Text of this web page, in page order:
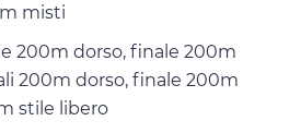
misti
200m dorso, finale 200m
200m dorso, finale 200m
stile libero